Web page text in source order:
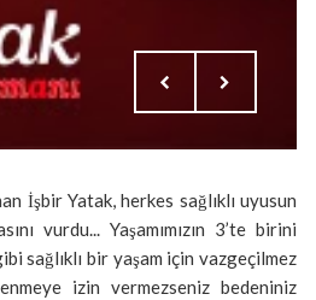
İşbir Yatak, herkes sağlıklı uyusun
vurdu... Yaşamımızın 3’te birini
sağlıklı bir yaşam için vazgeçilmez
izin vermezseniz bedeniniz